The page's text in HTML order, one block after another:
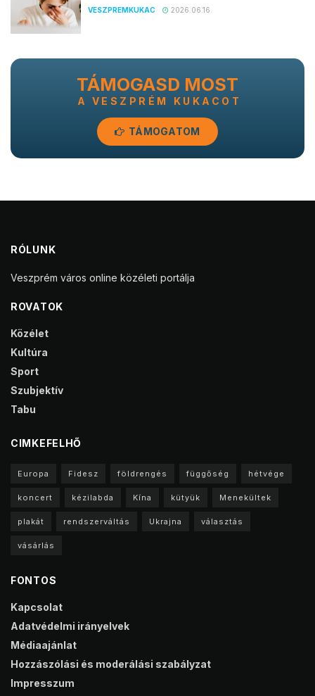
VESZPREMKUKAC 2026.06.16.
TÁMOGASD MOST
A VESZPRÉM KUKACOT
TÁMOGATOM
RÓLUNK
Veszprém város online közéleti portálja
ROVATOK
Közélet
Kultúra
Sport
Szubjektív
Tabu
CIMKEFELHŐ
Europa Fidesz földrengés függőség hétvége
koncert kézilabda Kína kütyük Menekültek
plakát rendszerváltás Ukrajna választás
vásárlás
FONTOS
Kapcsolat
Adatvédelmi irányelvek
Médiaajánlat
Hozzászólási és moderálási szabályzat
Impresszum